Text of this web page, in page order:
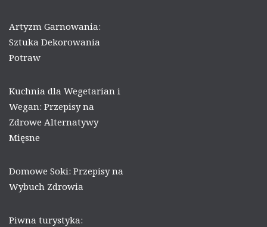
Artyzm Garnowania:
Sztuka Dekorowania
Potraw
Kuchnia dla Wegetarian i
Wegan: Przepisy na
Zdrowe Alternatywy
Mięsne
Domowe Soki: Przepisy na
Wybuch Zdrowia
Piwna turystyka: